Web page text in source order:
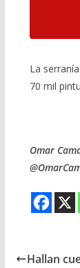
La serranía
70 mil
Omar
Hallan